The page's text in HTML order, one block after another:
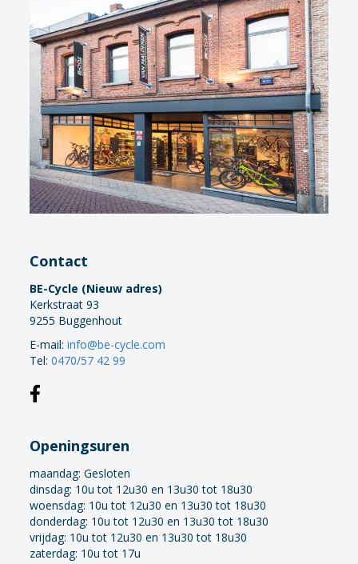
Contact
BE-Cycle (Nieuw adres)
Kerkstraat 93
9255 Buggenhout
E-mail:info@be-cycle.com
Tel:0470/57 42 99
Openingsuren
maandag:Gesloten
dinsdag: 10u tot 12u30 en 13u30 tot 18u30
woensdag: 10u tot 12u30 en 13u30 tot 18u30
donderdag: 10u tot 12u30 en 13u30 tot 18u30
vrijdag: 10u tot 12u30 en 13u30 tot 18u30
zaterdag: 10u tot 17u